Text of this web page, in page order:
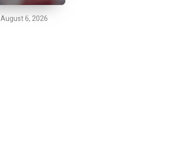
August 6, 2026